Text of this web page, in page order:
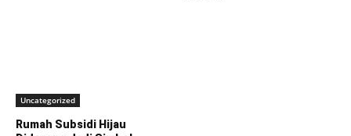
Uncategorized
Rumah Subsidi Hijau